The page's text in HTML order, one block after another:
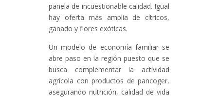
panela de incuestionable calidad. Igual
hay oferta más amplia de cítricos,
ganado y flores exóticas.
Un modelo de economía familiar se
abre paso en la región puesto que se
busca complementar la actividad
agrícola con productos de pancoger,
asegurando nutrición, calidad de vida